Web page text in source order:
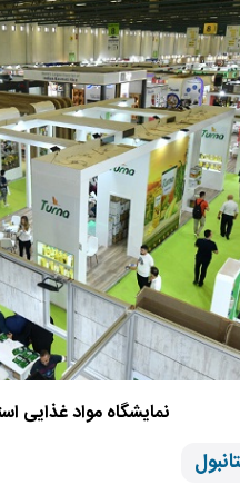
نمایشگاه مواد غذایی